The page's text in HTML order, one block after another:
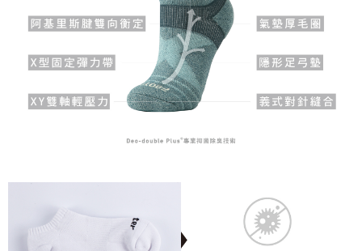
每筆NT$100，滿NT$888(含以上)免運費
免運費
宅配-離島(免運)